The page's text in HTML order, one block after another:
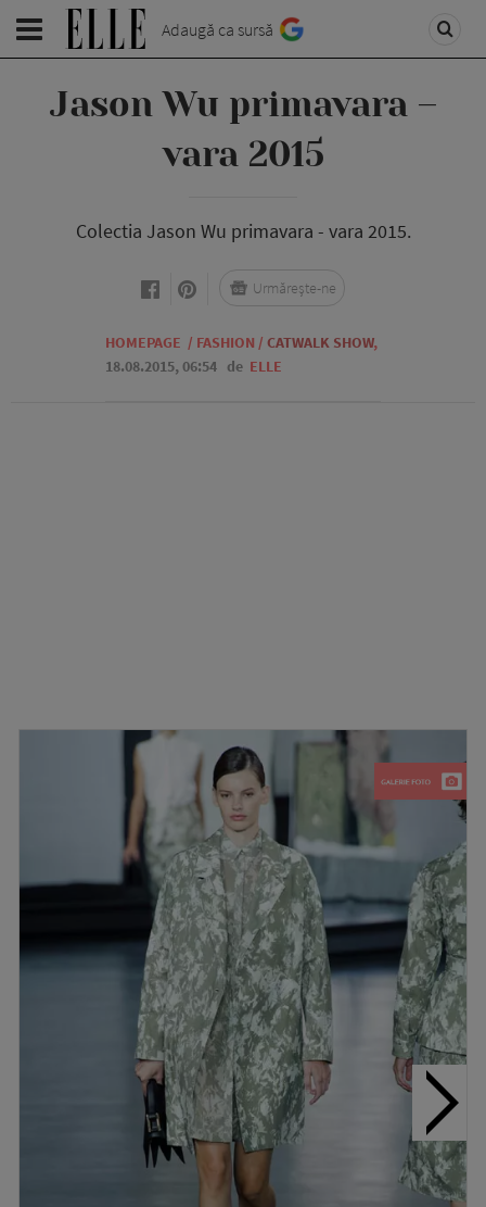
Adaugă ca sursă
Jason Wu primavara –
vara 2015
Colectia Jason Wu primavara - vara 2015.
HOMEPAGE / FASHION / CATWALK SHOW,
18.08.2015, 06:54 de ELLE
Urmărește-ne